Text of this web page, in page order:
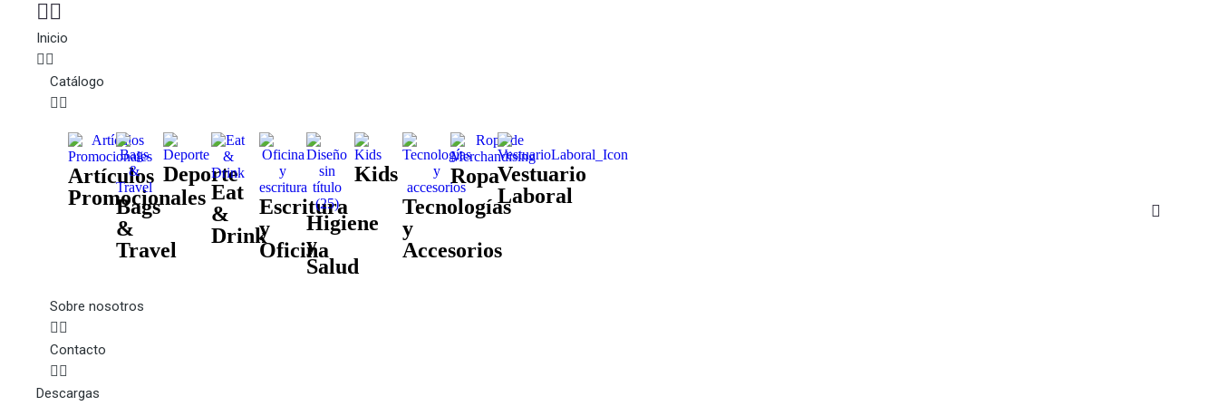
Inicio
Catálogo
Artículos
Promocionales
Bags
&
Travel
Deporte
Eat
&
Drink
Escritura
y
Oficina
Higiene
y
Salud
Kids
Tecnologías
y
Accesorios
RopaVestuario
Laboral
Sobre nosotros
Contacto
Descargas